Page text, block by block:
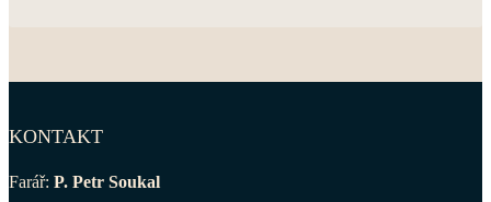
KONTAKT
Farář: P. Petr Soukal